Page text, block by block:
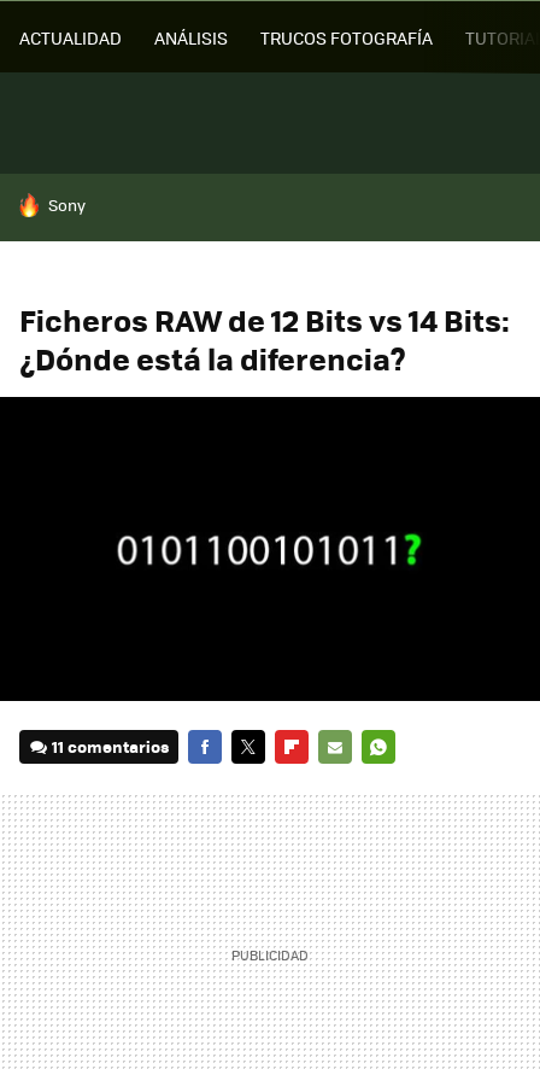
ACTUALIDAD ANÁLISIS TRUCOS FOTOGRAFÍA
HOY SE HABLA DE
Sony
Ficheros RAW de 12 Bits vs 14 Bits:
¿Dónde está la diferencia?
11 comentarios
MAIL